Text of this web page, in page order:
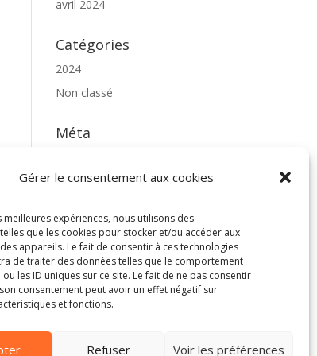
Gérer le consentement aux cookies
meilleures expériences, nous utilisons des
que les cookies pour stocker et/ou accéder aux
appareils. Le fait de consentir à ces technologies
de traiter des données telles que le comportement
les ID uniques sur ce site. Le fait de ne pas consentir
consentement peut avoir un effet négatif sur
et fonctions.
Refuser Voir les préférences
avril 2024
Catégories
2024
Non classé
Méta
Flux des publications
Site de WordPress-FR